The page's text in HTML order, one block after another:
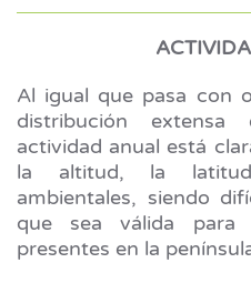
Al igual que pasa con
distribución
actividad anual está
la altitud, la
ambientales, siendo
que sea válida para
presentes en la